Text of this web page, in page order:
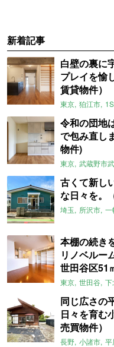
新着記事
白壁の裏に
プレイを愉
賃貸物件）
東京 狛江市
令和の団地
で包み直し
物件)
東京 武蔵野市
古くて新し
な日々を。
埼玉 所沢市 一
本棚の続き
リノベルー
世田谷区51
東京 世田谷 下
同じ広さの
日々を育む
売買物件）
長野 小諸市 平